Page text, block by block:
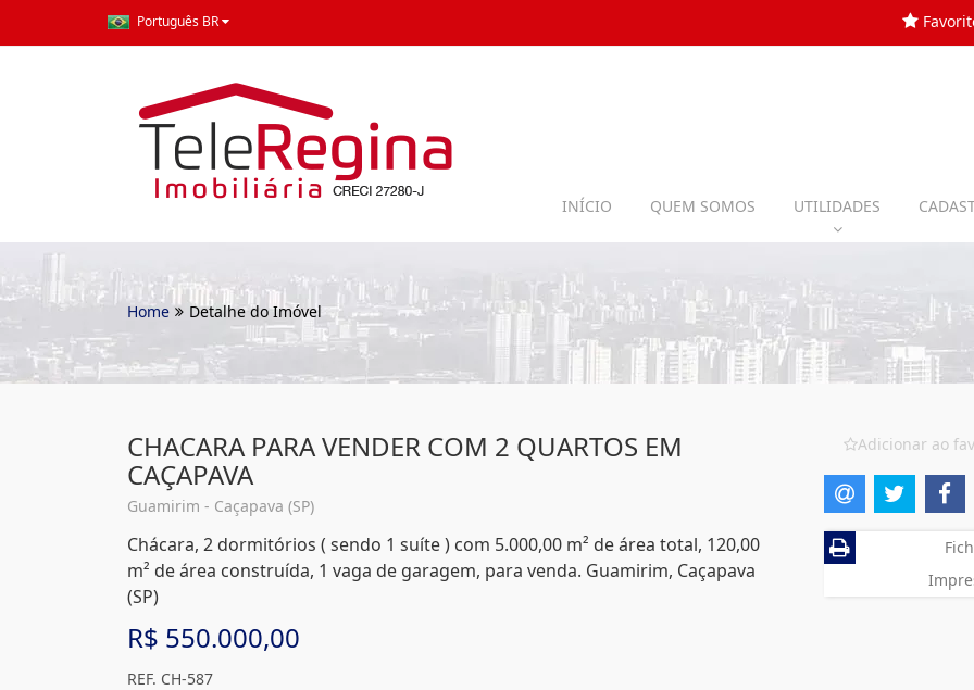
Português BR
INÍCIO QUEM SOMOS UTILIDADES
Home Detalhe do Imóvel
CHACARA PARA VENDER COM 2 QUARTOS EM
CAÇAPAVA
Guamirim - Caçapava (SP)
Chácara, 2 dormitórios ( sendo 1 suíte ) com 5.000,00 m² de área total, 120,00
m² de área construída, 1 vaga de garagem, para venda. Guamirim, Caçapava
(SP)
R$ 550.000,00
REF. CH-587
Adicionar ao